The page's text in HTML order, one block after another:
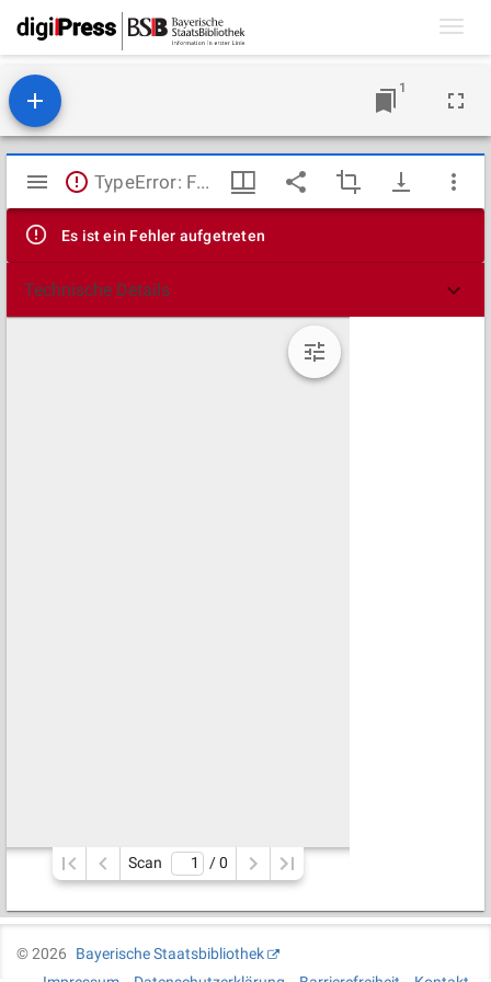
1
Mirador
Viewer
TypeError: Failed to fetch
Es ist ein Fehler aufgetreten
Technische Details
Scan / 0
©2026
Bayerische Staatsbibliothek